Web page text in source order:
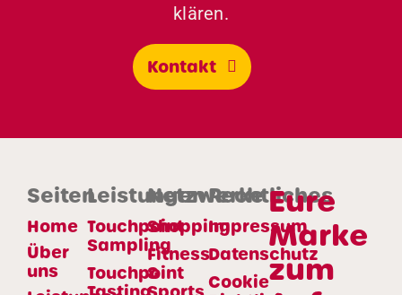
klären.
Kontakt
Seiten
Home
Über
uns
Leistungen
Touchpoint
Sampling
Touchpoint
Netzwerke
Shopping
Fitness
&
Rechtliches
Impressum
Datenschutz
Cookie
Eure
Marke
zum